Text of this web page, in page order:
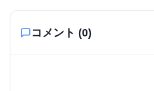
コメント (0)